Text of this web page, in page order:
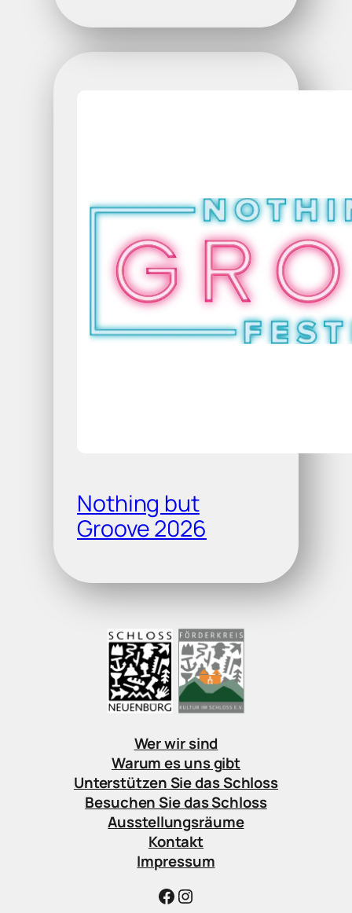
Nothing but
Groove 2026
Wer wir sind
Warum es uns gibt
Unterstützen Sie das Schloss
Besuchen Sie das Schloss
Ausstellungsräume
Kontakt
Impressum
Facebook
Instagram